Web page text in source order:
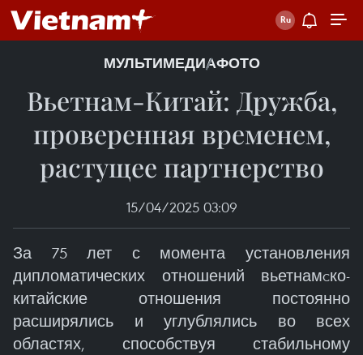
МУЛЬТИМЕДИАФОТО
Вьетнам-Китай: Дружба,
проверенная временем,
растущее партнерство
15/04/2025 03:09
За 75 лет с момента установления
дипломатических отношений вьетнамcко-
китайские отношения постоянно
расширялись и углублялись во всех
областях, способствуя стабильному